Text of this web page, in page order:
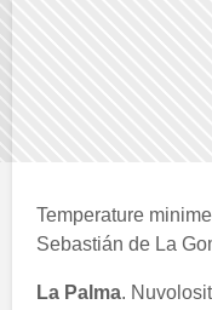
Temperature
Sebastián de La
La Palma.